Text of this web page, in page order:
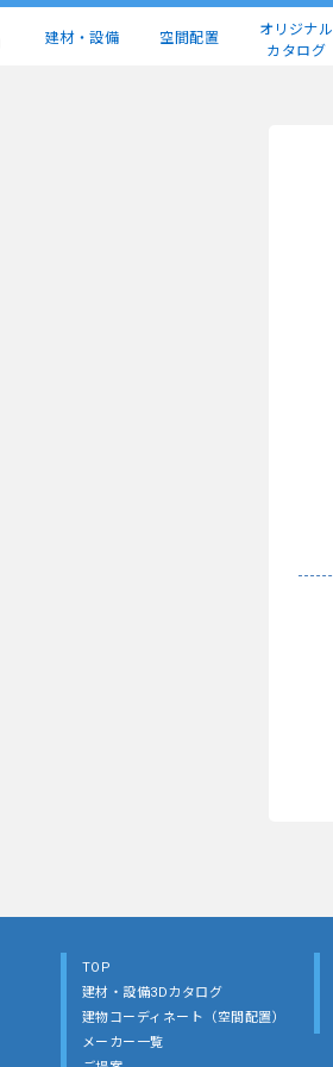
建材・設備 空間配置
オリジナル
カタログ
TOP
建材・設備3Dカタログ
建物コーディネート（空間配置）
メーカー一覧